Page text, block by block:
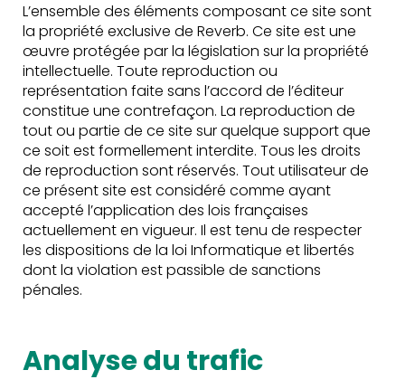
L’ensemble des éléments composant ce site sont
la propriété exclusive de Reverb. Ce site est une
œuvre protégée par la législation sur la propriété
intellectuelle. Toute reproduction ou
représentation faite sans l’accord de l’éditeur
constitue une contrefaçon. La reproduction de
tout ou partie de ce site sur quelque support que
ce soit est formellement interdite. Tous les droits
de reproduction sont réservés. Tout utilisateur de
ce présent site est considéré comme ayant
accepté l’application des lois françaises
actuellement en vigueur. Il est tenu de respecter
les dispositions de la loi Informatique et libertés
dont la violation est passible de sanctions
pénales.
Analyse du trafic